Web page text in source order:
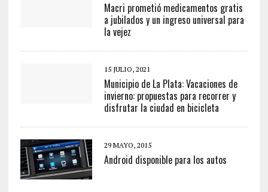
Macri prometió medicamentos gratis
a jubilados y un ingreso universal para
la vejez
15 JULIO, 2021
Municipio de La Plata: Vacaciones de
invierno: propuestas para recorrer y
disfrutar la ciudad en bicicleta
29 MAYO, 2015
Android disponible para los autos